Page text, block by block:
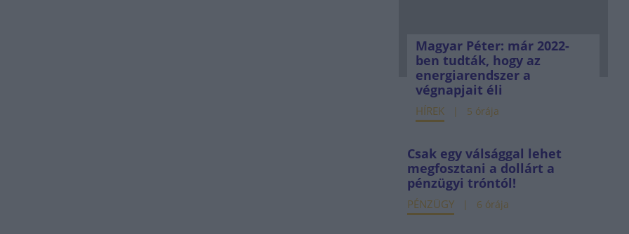
Magyar Péter: már 2022-
ben tudták, hogy az
energiarendszer a
végnapjait éli
HÍREK 5 órája
Csak egy válsággal lehet
megfosztani a dollárt a
pénzügyi tróntól!
PÉNZÜGY 6 órája